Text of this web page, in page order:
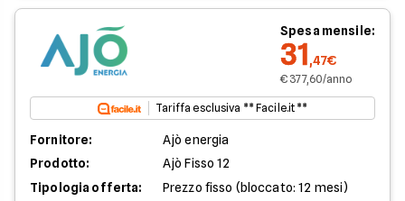
Spesa mensile:
31,47€
€ 377,60/anno
Tariffa esclusiva ** Facile.it **
Fornitore:
Ajò energia
Prodotto:
Ajò Fisso 12
Tipologia offerta:
Prezzo fisso (bloccato: 12 mesi)